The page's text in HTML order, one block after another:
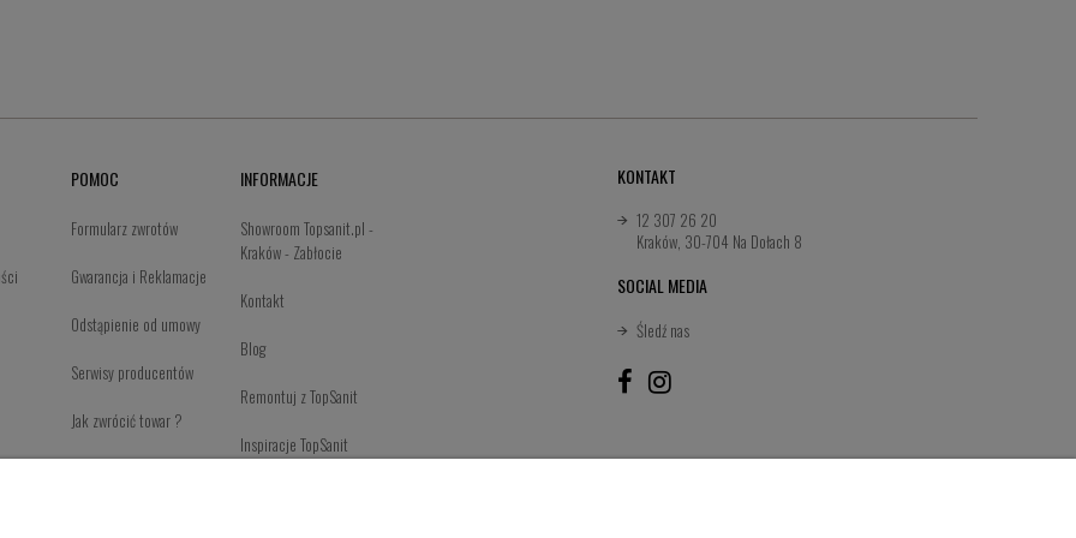
POMOC
Formularz zwrotów
Gwarancja i Reklamacje
Odstąpienie od umowy
Serwisy producentów
Jak zwrócić towar ?
INFORMACJE
Showroom Topsanit.pl -
Kraków - Zabłocie
Kontakt
Blog
Remontuj z TopSanit
Inspiracje TopSanit
KONTAKT
12 307 26 20
Kraków, 30-704 Na Dołach 8
SOCIAL MEDIA
Śledź nas